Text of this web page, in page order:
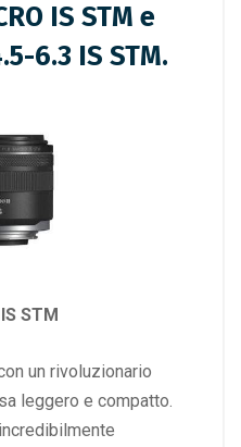
IS STM e
6.3 IS STM.
STM
un rivoluzionario
leggero e compatto.